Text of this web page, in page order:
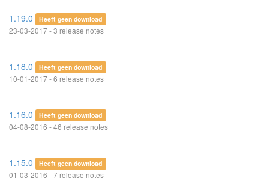
1.19.0 Heeft geen download
23-03-2017 - 3 release notes
1.18.0 Heeft geen download
10-01-2017 - 6 release notes
1.16.0 Heeft geen download
04-08-2016 - 46 release notes
1.15.0 Heeft geen download
01-03-2016 - 7 release notes